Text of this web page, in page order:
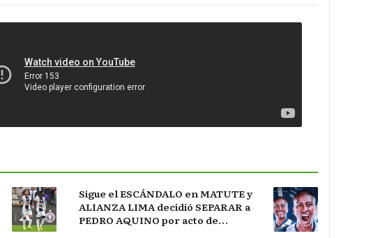
Sigue el ESCÁNDALO en MATUTE y
ALIANZA LIMA decidió SEPARAR a
PEDRO AQUINO por acto de